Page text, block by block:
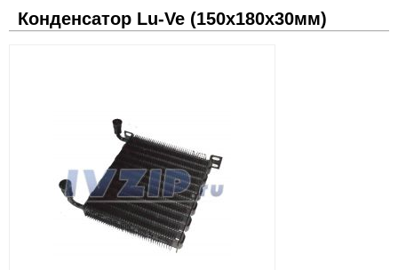
Конденсатор Lu-Ve (150x180x30мм)